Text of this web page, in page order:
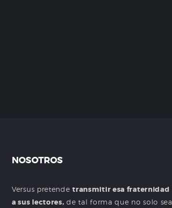
NOSOTROS
Versus pretendetransmitir esa fraternidad
a sus lectores, de tal forma que no solo sea